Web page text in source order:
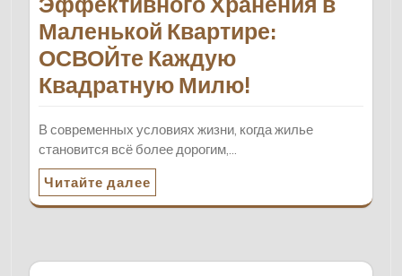
Маленькой Квартире:
ОСВОЙте Каждую
Квадратную Милю!
В современных условиях жизни, когда жилье
становится всё более дорогим,…
Читайте далее